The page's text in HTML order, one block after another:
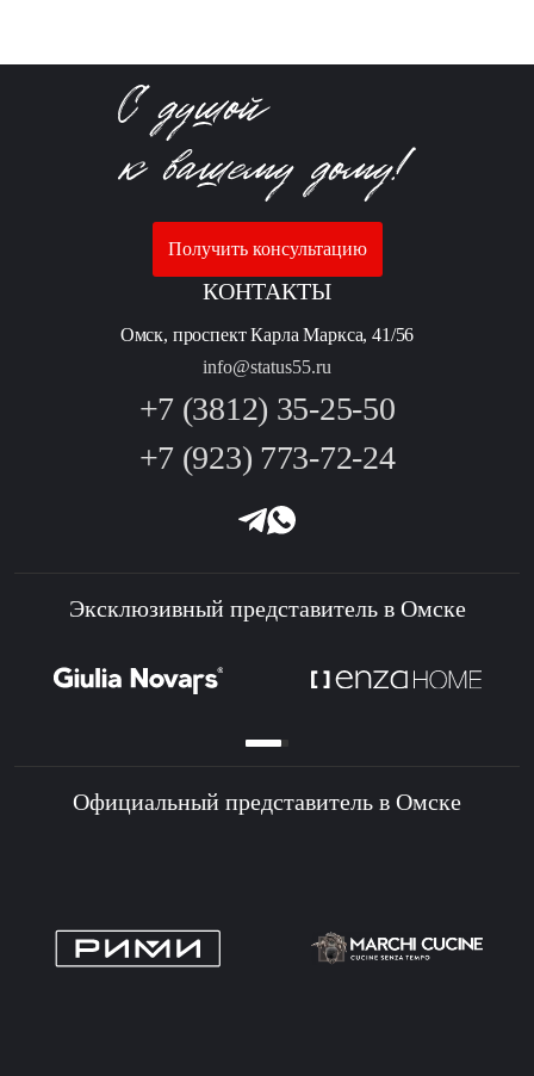
Получить консультацию
КОНТАКТЫ
Омск, проспект Карла Маркса, 41/56
info@status55.ru
+7 (3812) 35-25-50
+7 (923) 773-72-24
Эксклюзивный представитель в Омске
Официальный представитель в Омске